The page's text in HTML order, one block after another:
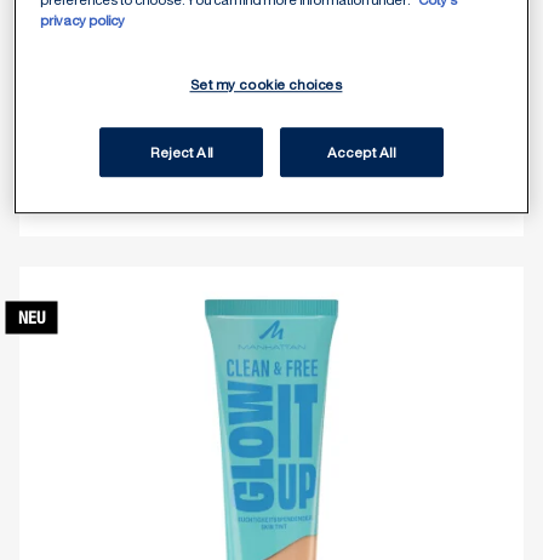
MULTI-TASKER TURBOCHARGED GLOW LIQUID
NEU
privacy policy
Set my cookie choices
Reject All Accept All